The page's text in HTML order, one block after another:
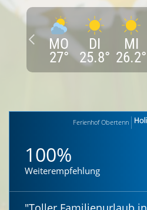
MO
27°
DI
25.8°
MI
26.2°
Ferienhof Obertenn
100%
Weiterempfehlung